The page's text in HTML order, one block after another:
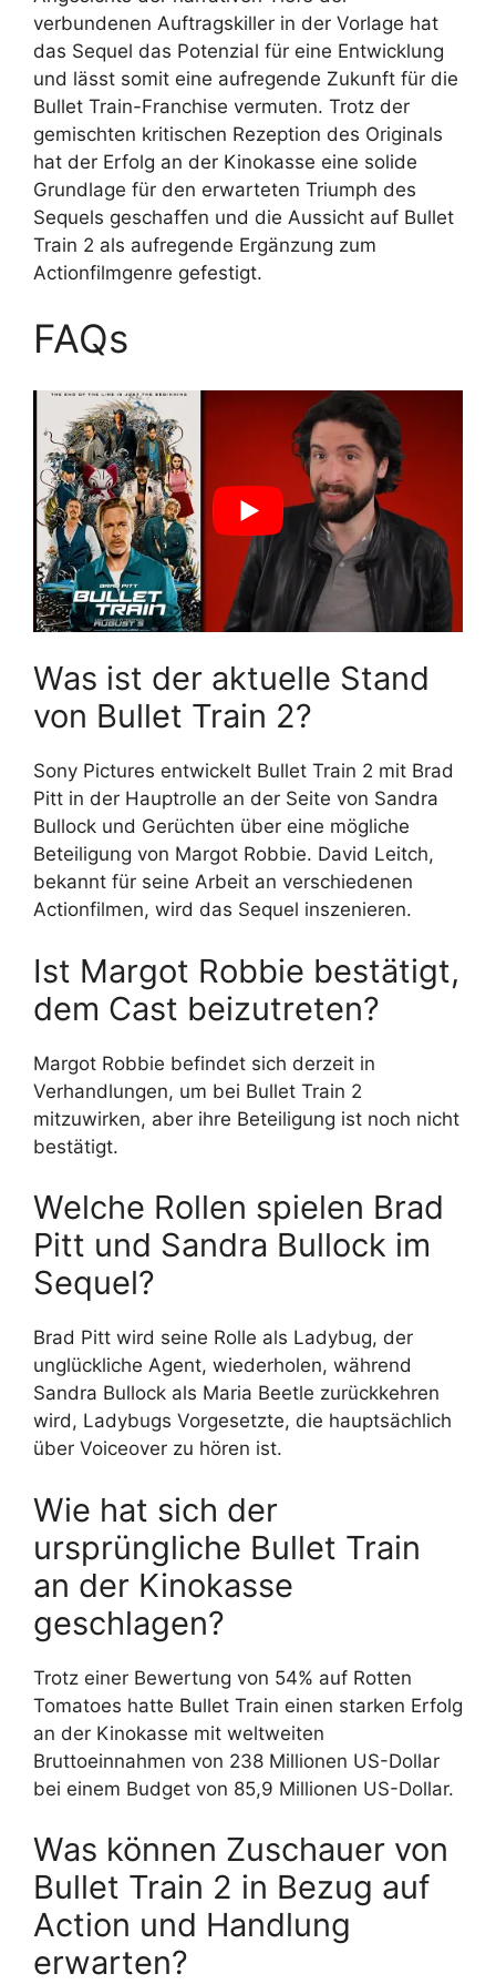
verbundenen Auftragskiller in der Vorlage hat
das Sequel das Potenzial für eine Entwicklung
und lässt somit eine aufregende Zukunft für die
Bullet Train-Franchise vermuten. Trotz der
gemischten kritischen Rezeption des Originals
hat der Erfolg an der Kinokasse eine solide
Grundlage für den erwarteten Triumph des
Sequels geschaffen und die Aussicht auf Bullet
Train 2 als aufregende Ergänzung zum
Actionfilmgenre gefestigt.
FAQs
Was ist der aktuelle Stand
von Bullet Train 2?
Sony Pictures entwickelt Bullet Train 2 mit Brad
Pitt in der Hauptrolle an der Seite von Sandra
Bullock und Gerüchten über eine mögliche
Beteiligung von Margot Robbie. David Leitch,
bekannt für seine Arbeit an verschiedenen
Actionfilmen, wird das Sequel inszenieren.
Ist Margot Robbie bestätigt,
dem Cast beizutreten?
Margot Robbie befindet sich derzeit in
Verhandlungen, um bei Bullet Train 2
mitzuwirken, aber ihre Beteiligung ist noch nicht
bestätigt.
Welche Rollen spielen Brad
Pitt und Sandra Bullock im
Sequel?
Brad Pitt wird seine Rolle als Ladybug, der
unglückliche Agent, wiederholen, während
Sandra Bullock als Maria Beetle zurückkehren
wird, Ladybugs Vorgesetzte, die hauptsächlich
über Voiceover zu hören ist.
Wie hat sich der
ursprüngliche Bullet Train
an der Kinokasse
geschlagen?
Trotz einer Bewertung von 54% auf Rotten
Tomatoes hatte Bullet Train einen starken Erfolg
an der Kinokasse mit weltweiten
Bruttoeinnahmen von 238 Millionen US-Dollar
bei einem Budget von 85,9 Millionen US-Dollar.
Was können Zuschauer von
Bullet Train 2 in Bezug auf
Action und Handlung
erwarten?